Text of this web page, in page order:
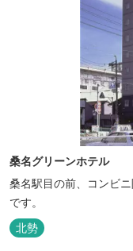
桑名グリーンホテル
桑名駅目の前、コンビ
です。
北勢